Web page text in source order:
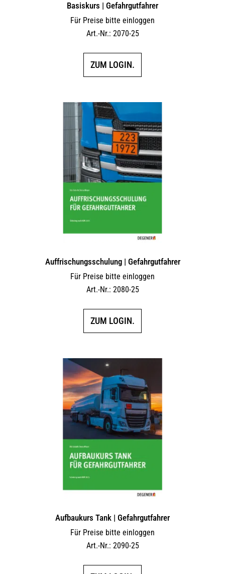
Basiskurs | Gefahrgutfahrer
Für Preise bitte einloggen
Art.-Nr.: 2070-25
ZUM LOGIN.
Auffrischungsschulung | Gefahrgutfahrer
Für Preise bitte einloggen
Art.-Nr.: 2080-25
ZUM LOGIN.
Aufbaukurs Tank | Gefahrgutfahrer
Für Preise bitte einloggen
Art.-Nr.: 2090-25